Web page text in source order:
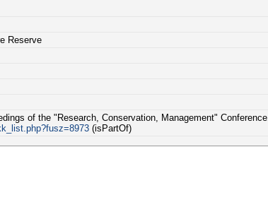
Reserve
of the "Research, Conservation, Management" Conference.
(isPartOf)